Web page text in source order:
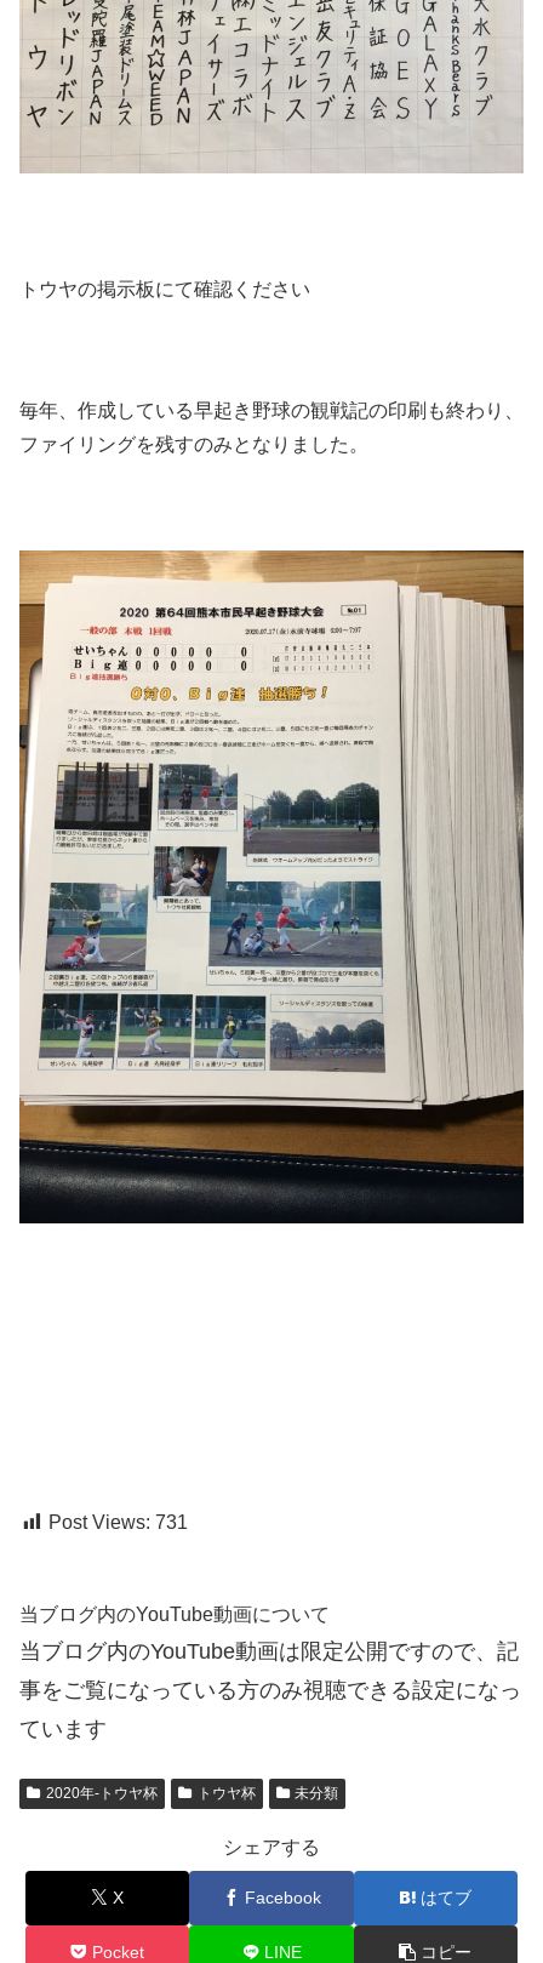
トウヤの掲示板にて確認ください
毎年、作成している早起き野球の観戦記の印刷も終わり、
ファイリングを残すのみとなりました。
Post Views: 731
当ブログ内のYouTube動画について
当ブログ内のYouTube動画は限定公開ですので、記
事をご覧になっている方のみ視聴できる設定になっ
ています
2020年-トウヤ杯 トウヤ杯 未分類
シェアする
X Facebook はてブ
Pocket LINE コピー